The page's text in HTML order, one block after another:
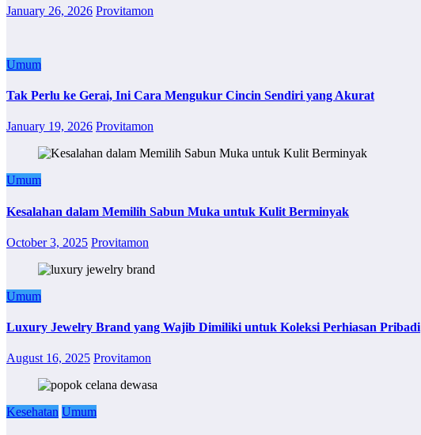
January 26, 2026 Provitamon
Umum
Tak Perlu ke Gerai, Ini Cara Mengukur Cincin Sendiri yang Akurat
January 19, 2026 Provitamon
Umum
Kesalahan dalam Memilih Sabun Muka untuk Kulit Berminyak
October 3, 2025 Provitamon
Umum
Luxury Jewelry Brand yang Wajib Dimiliki untuk Koleksi Perhiasan Pribadi
August 16, 2025 Provitamon
Kesehatan Umum